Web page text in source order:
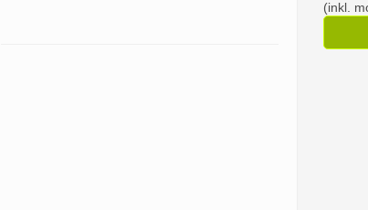
(inkl.